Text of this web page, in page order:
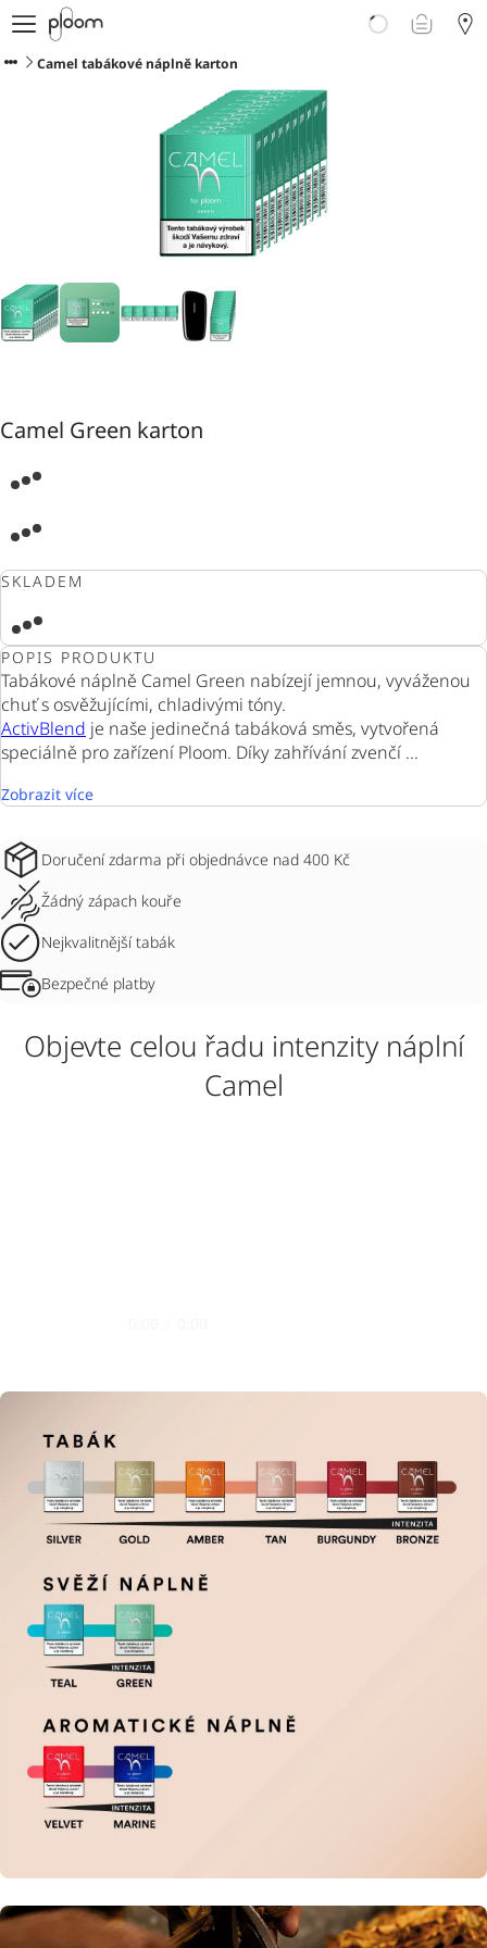
E-shop
Proč Ploom?
Camel tabákové náplně karton
Camel Green karton
SKLADEM
POPIS PRODUKTU
Tabákové náplně Camel Green nabízejí jemnou, vyváženou
chuť s osvěžujícími, chladivými tóny.
ActivBlend je naše jedinečná tabáková směs, vytvořená
speciálně pro zařízení Ploom. Díky zahřívání zvenčí ...
Zobrazit více
Doručení zdarma při objednávce nad 400 Kč
Žádný zápach kouře
Nejkvalitnější tabák
Bezpečné platby
Objevte celou řadu intenzity náplní
Camel